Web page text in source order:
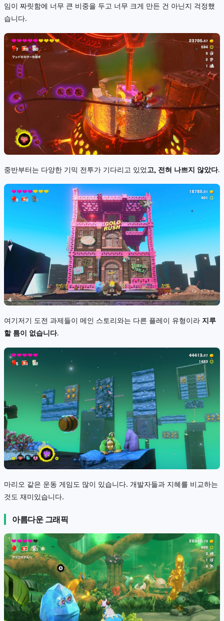
임이 짜릿함에 너무 큰 비중을 두고 너무 크게 만든 건 아닌지 걱정했
습니다.
중반부터는 다양한 기믹 전투가 기다리고 있었 고, 전혀 나쁘지 않았다.
여기저기 도전 과제들이 메인 스토리와는 다른 플레이 유형이라 지루
할 틈이 없습니다.
마리오 같은 운동 게임도 많이 있습니다. 개발자들과 지혜를 비교하는
것도 재미있습니다.
아름다운 그래픽